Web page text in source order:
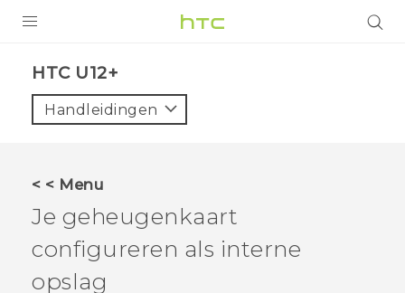
VIVE
AANBIEDINGEN
HTC Club
SUPPORT
HTC U12+‎
Handleidingen
< < Menu
Je geheugenkaart
configureren als interne
opslag